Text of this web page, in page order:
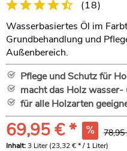
(18)
Wasserbasiertes Öl im
Grundbehandlung und
Außenbereich.
Pflege und Schutz für
macht das Holz
für alle Holzarten
69,95 € * 78,95
Inhalt:3 Liter (23,32 € * / 1 Liter)